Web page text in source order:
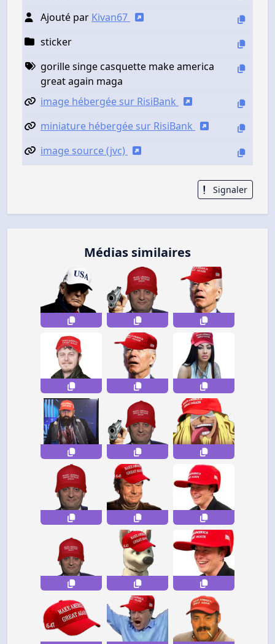
Ajouté par Kivan67
sticker
gorille singe casquette make america
great again maga
image hébergée sur RisiBank
miniature hébergée sur RisiBank
image source (jvc)
Signaler
Médias similaires